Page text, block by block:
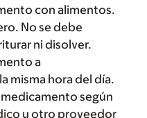
con alimentos.
No se debe
ni disolver.
a
misma hora del día.
según
u otro proveedor